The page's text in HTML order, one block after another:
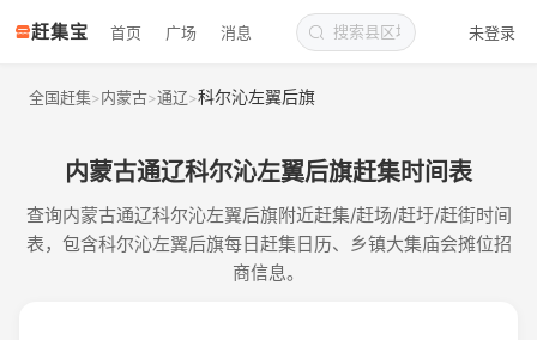
赶集宝 首页 广场 消息 未登录
全国赶集>内蒙古>通辽>科尔沁左翼后旗
内蒙古通辽科尔沁左翼后旗赶集时间表
查询内蒙古通辽科尔沁左翼后旗附近赶集/赶场/赶圩/赶街时间
表，包含科尔沁左翼后旗每日赶集日历、乡镇大集庙会摊位招
商信息。